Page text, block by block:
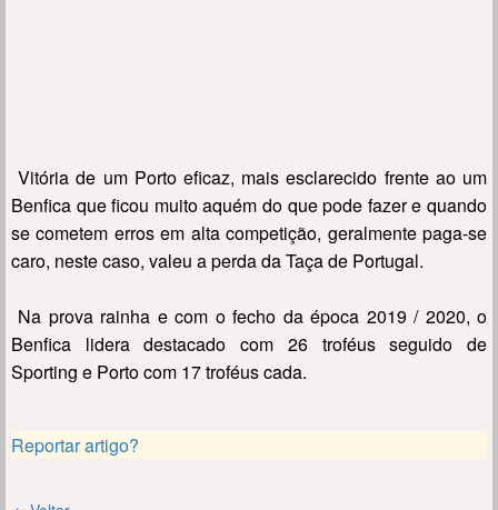
Vitória de um Porto eficaz, mais esclarecido frente ao um
Benfica que ficou muito aquém do que pode fazer e quando
se cometem erros em alta competição, geralmente paga-se
caro, neste caso, valeu a perda da Taça de Portugal.
Na prova rainha e com o fecho da época 2019 / 2020, o
Benfica lidera destacado com 26 troféus seguido de
Sporting e Porto com 17 troféus cada.
Reportar artigo?